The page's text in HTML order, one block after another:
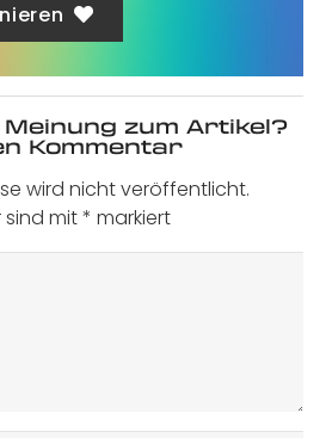
zum Artikel?
Kommentar
wird nicht veröffentlicht.
sind mit* markiert